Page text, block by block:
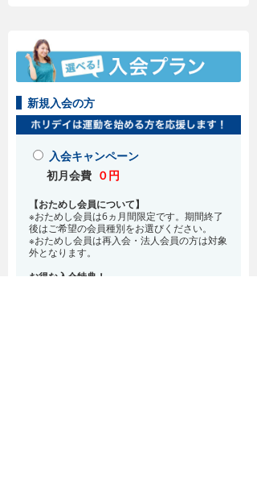
新規入会の方
入会キャンペーン
初月会費 ０円
【おためし会員について】
※おためし会員は6ヵ月間限定です。期間終了
後はご希望の会員種別をお選びください。
※おためし会員は再入会・法人会員の方は対象
外となります。
お得な入会特典！